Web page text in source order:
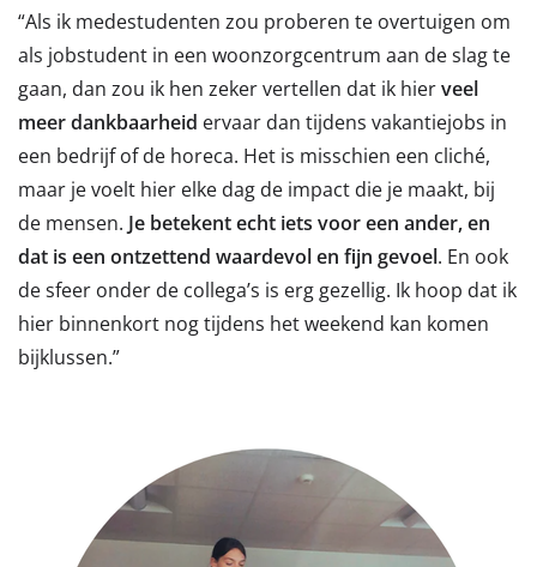
“Als ik medestudenten zou proberen te overtuigen om
als jobstudent in een woonzorgcentrum aan de slag te
gaan, dan zou ik hen zeker vertellen dat ik hierveel
meer dankbaarheid ervaar dan tijdens vakantiejobs in
een bedrijf of de horeca. Het is misschien een cliché,
maar je voelt hier elke dag de impact die je maakt, bij
de mensen. Je betekent echt iets voor een ander, en
dat is een ontzettend waardevol en fijn gevoel. En ook
de sfeer onder de collega’s is erg gezellig. Ik hoop dat ik
hier binnenkort nog tijdens het weekend kan komen
bijklussen.”